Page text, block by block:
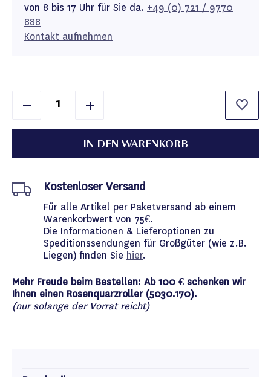
von 8 bis 17 Uhr für Sie da. +49 (0) 721 / 9770
888
Kontakt aufnehmen
IN DEN WARENKORB
Kostenloser Versand
Für alle Artikel per Paketversand ab einem
Warenkorbwert von 75€.
Die Informationen & Lieferoptionen zu
Speditionssendungen für Großgüter (wie z.B.
Liegen) finden Sie hier.
Mehr Freude beim Bestellen: Ab 100 € schenken wir
Ihnen einen Rosenquarzroller (5030.170).
(nur solange der Vorrat reicht)